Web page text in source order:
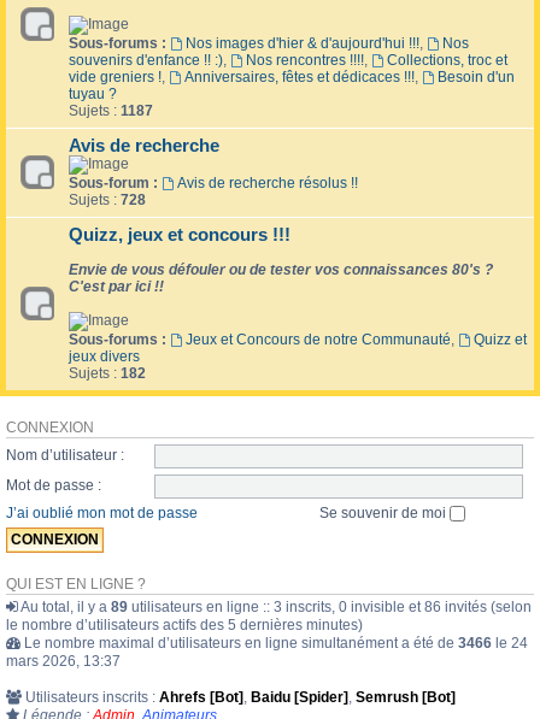
Sous-forums : Nos images d'hier & d'aujourd'hui !!!,
Nos
souvenirs d'enfance !! :), Nos rencontres !!!!,
Collections, troc et
vide greniers !, Anniversaires, fêtes et dédicaces !!!,
Besoin d'un
tuyau ?
Sujets : 1187
Avis de recherche
Sous-forum :
Avis de recherche résolus !!
Sujets : 728
Quizz, jeux et concours !!!
Envie de vous défouler ou de tester vos connaissances 80's ?
C'est par ici !!
Sous-forums : Jeux et Concours de notre Communauté,
Quizz et
jeux divers
Sujets : 182
CONNEXION
Nom d’utilisateur :
Mot de passe :
J’ai oublié mon mot de passe
Se souvenir de moi
QUI EST EN LIGNE ?
Au total, il y a 89 utilisateurs en ligne :: 3 inscrits, 0 invisible et 86 invités (selon
le nombre d’utilisateurs actifs des 5 dernières minutes)
Le nombre maximal d’utilisateurs en ligne simultanément a été de 3466 le 24
mars 2026, 13:37
Utilisateurs inscrits : Ahrefs [Bot] , Baidu [Spider] , Semrush [Bot]
Légende : Admin Animateurs